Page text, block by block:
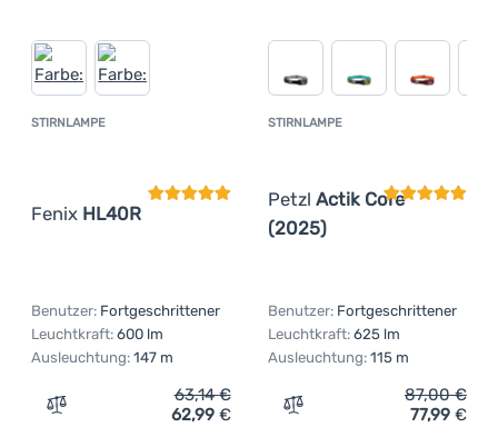
STIRNLAMPE
Fenix HL40R
Kundenbewertung
Benutzer: Fortgeschrittener
Leuchtkraft: 600 lm
Ausleuchtung: 147 m
Zum Vergleich 'Stirnlampe Fenix HL40R' hinzufügen
63,14€
62,99 €
STIRNLAMPE
Petzl Actik Core
(2025)
Benutzer: Fortgeschrittener
Leuchtkraft: 625 lm
Ausleuchtung: 115 m
Zum Vergleich
87,00€
77,99 €